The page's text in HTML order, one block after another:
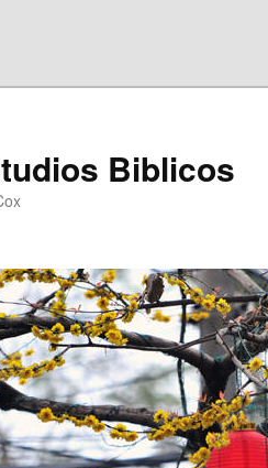
Biblicos